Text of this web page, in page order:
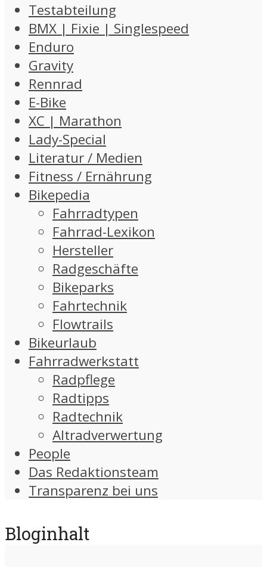
Testabteilung
BMX | Fixie | Singlespeed
Enduro
Gravity
Rennrad
E-Bike
XC | Marathon
Lady-Special
Literatur / Medien
Fitness / Ernährung
Bikepedia
Fahrradtypen
Fahrrad-Lexikon
Hersteller
Radgeschäfte
Bikeparks
Fahrtechnik
Flowtrails
Bikeurlaub
Fahrradwerkstatt
Radpflege
Radtipps
Radtechnik
Altradverwertung
People
Das Redaktionsteam
Transparenz bei uns
Bloginhalt